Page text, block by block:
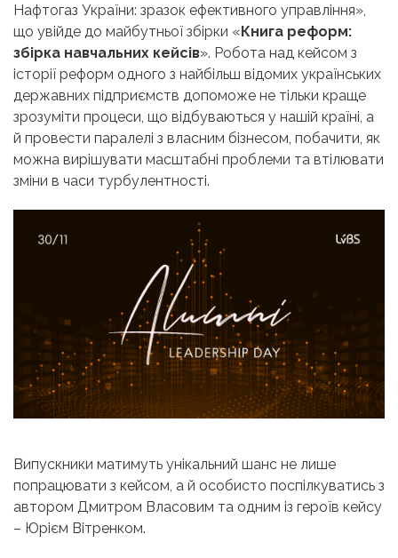
Нафтогаз України: зразок ефективного управління»,
що увійде до майбутньої збірки «Книга реформ:
збірка навчальних кейсів». Робота над кейсом з
історії реформ одного з найбільш відомих українських
державних підприємств допоможе не тільки краще
зрозуміти процеси, що відбуваються у нашій країні, а
й провести паралелі з власним бізнесом, побачити, як
можна вирішувати масштабні проблеми та втілювати
зміни в часи турбулентності.
Випускники матимуть унікальний шанс не лише
попрацювати з кейсом, а й особисто поспілкуватись з
автором Дмитром Власовим та одним із героїв кейсу
– Юрієм Вітренком.